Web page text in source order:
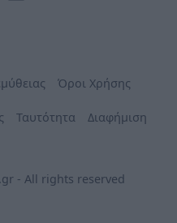
Όροι Χρήσης
Ταυτότητα Διαφήμιση
- All rights reserved